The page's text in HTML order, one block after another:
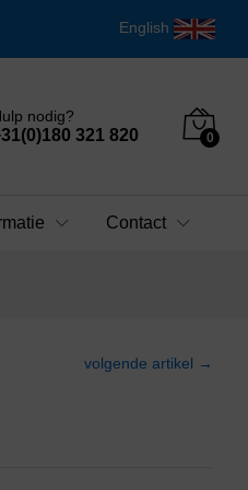
English
nodig?
321 820 0
Contact
volgende artikel →